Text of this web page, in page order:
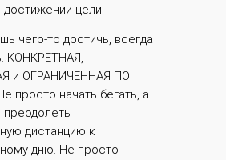
достижении цели.
чего-то достичь, всегда
КОНКРЕТНАЯ,
и ОГРАНИЧЕННАЯ ПО
просто начать бегать, а
преодолеть
дистанцию к
дню. Не просто